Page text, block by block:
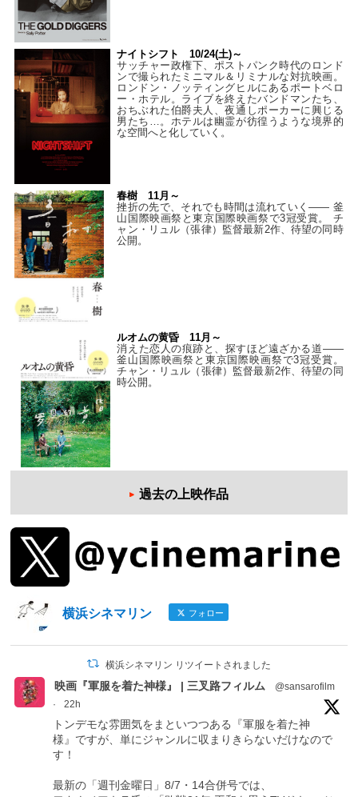
ナイトシフト 10/24(土)～
サッチャー政権下、ポストパンク時代のロンド
ンで撮られたミニマル＆リミナルな対抗映画。
ロンドン・ノッティングヒルにあるポートベロ
ー・ホテル。ライブを終えたバンドマンたち、
おちぶれた伯爵夫人、夜通しポーカーに興じる
男たち…。ホテルは幽霊が彷徨うような境界的
な空間へと化していく。
春樹 11月～
挫折の先で、それでも時間は流れていく—— 釜
山国際映画祭と東京国際映画祭で3冠受賞。 チ
ャン・リュル（張律）監督最新2作、待望の同時
公開。
ルオムの黄昏 11月～
消えた恋人の痕跡と、探すほど遠ざかる道——
釜山国際映画祭と東京国際映画祭で3冠受賞。
チャン・リュル（張律）監督最新2作、待望の同
時公開。
過去の上映作品
横浜シネマリン フォロー
横浜シネマリン リツイートされました
映画『軍服を着た神様』 | 三叉路フィルム
@sansarofilm
·
22h
トンデモな雰囲気をまといつつある『軍服を着た神
様』ですが、単にジャンルに収まりきらないだけなので
す！
最新の「週刊金曜日」8/7・14合併号では、